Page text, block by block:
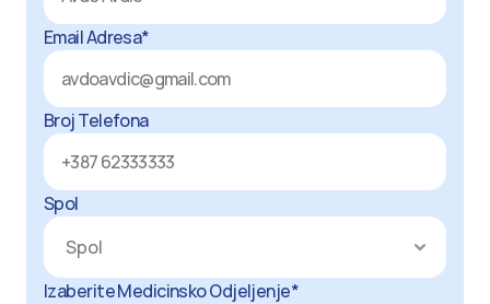
Email Adresa*
Broj Telefona
Spol
Izaberite Medicinsko Odjeljenje*